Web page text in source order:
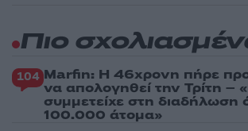
Πιο
104 Marfin: Η 46χρονη πήρε
να απολογηθεί την Τρίτη –
συμμετείχε στη διαδήλωση
100.000 άτομα»